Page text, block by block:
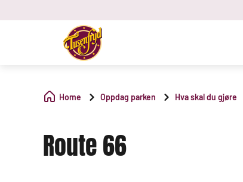
Home Oppdag parken Hva skal du gjøre
Route 66